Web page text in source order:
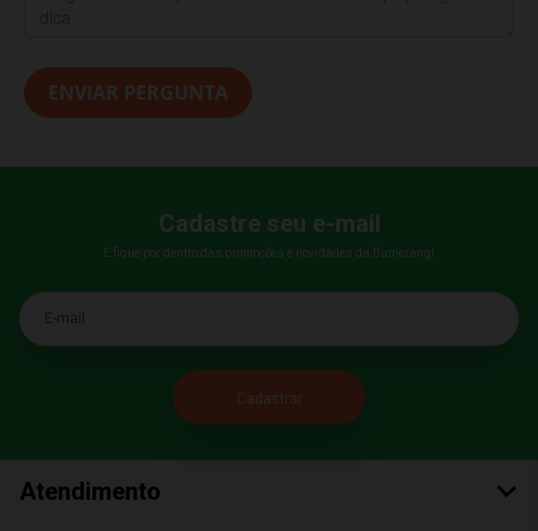
ENVIAR PERGUNTA
Cadastre seu e-mail
E fique por dentro das promoções e novidades da Bumerang!
E-mail
Atendimento